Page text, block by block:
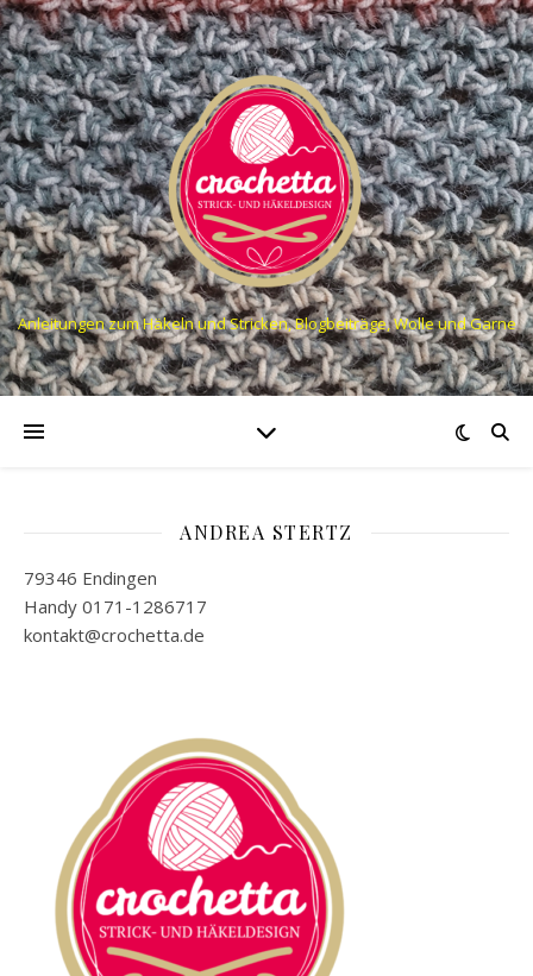
Anleitungen zum Häkeln und Stricken, Blogbeiträge, Wolle und Garne
ANDREA STERTZ
79346 Endingen
Handy 0171-1286717
kontakt@crochetta.de